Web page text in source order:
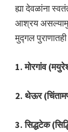
ह्या देवळांना
आश्रय असल्यामुळे
मुद्गल
1. मोरगांव
2. थेऊर
3. सिद्धटेक